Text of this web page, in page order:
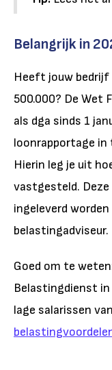
Belangrijk in
Heeft jouw bedrijf
500.000? De Wet
als dga sinds 1
loonrapportage in
Hierin leg je uit
vastgesteld.
ingeleverd
belastingadviseur.
Goed om te
Belastingdienst
lage salarissen